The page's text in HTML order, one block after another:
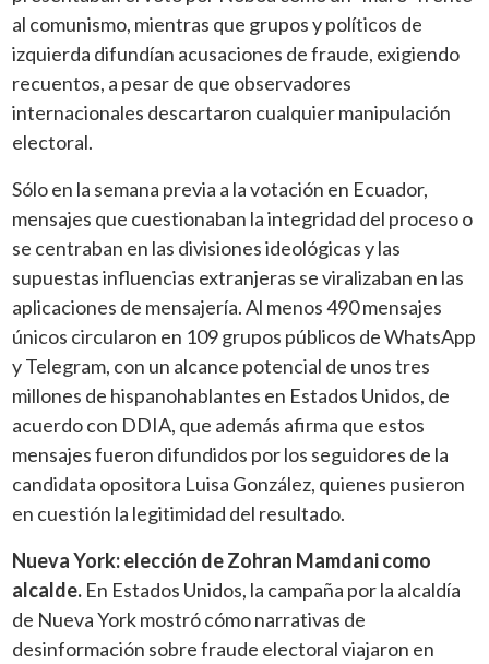
al comunismo, mientras que grupos y políticos de
izquierda difundían acusaciones de fraude, exigiendo
recuentos, a pesar de que observadores
internacionales descartaron cualquier manipulación
electoral.
Sólo en la semana previa a la votación en Ecuador,
mensajes que cuestionaban la integridad del proceso o
se centraban en las divisiones ideológicas y las
supuestas influencias extranjeras se viralizaban en las
aplicaciones de mensajería. Al menos 490 mensajes
únicos circularon en 109 grupos públicos de WhatsApp
y Telegram, con un alcance potencial de unos tres
millones de hispanohablantes en Estados Unidos, de
acuerdo con DDIA, que además afirma que estos
mensajes fueron difundidos por los seguidores de la
candidata opositora Luisa González, quienes pusieron
en cuestión la legitimidad del resultado.
Nueva York: elección de Zohran Mamdani como
alcalde. En Estados Unidos, la campaña por la alcaldía
de Nueva York mostró cómo narrativas de
desinformación sobre fraude electoral viajaron en